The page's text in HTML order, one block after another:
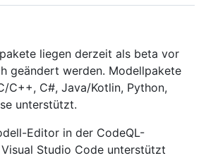
liegen derzeit als beta vor
geändert werden. Modellpakete
C++, C#, Java/Kotlin, Python,
unterstützt.
Editor in der CodeQL-
Studio Code unterstützt